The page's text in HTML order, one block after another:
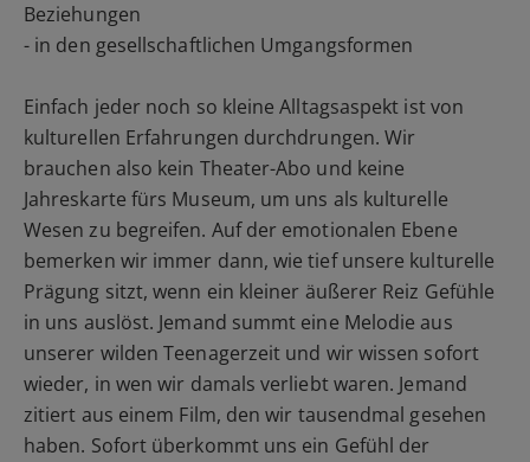
Beziehungen
- in den gesellschaftlichen Umgangsformen
Einfach jeder noch so kleine Alltagsaspekt ist von
kulturellen Erfahrungen durchdrungen. Wir
brauchen also kein Theater-Abo und keine
Jahreskarte fürs Museum, um uns als kulturelle
Wesen zu begreifen. Auf der emotionalen Ebene
bemerken wir immer dann, wie tief unsere kulturelle
Prägung sitzt, wenn ein kleiner äußerer Reiz Gefühle
in uns auslöst. Jemand summt eine Melodie aus
unserer wilden Teenagerzeit und wir wissen sofort
wieder, in wen wir damals verliebt waren. Jemand
zitiert aus einem Film, den wir tausendmal gesehen
haben. Sofort überkommt uns ein Gefühl der